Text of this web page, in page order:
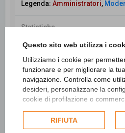
Questo sito web utilizza i
Utilizziamo i cookie per
funzionare e per migliorare la
navigazione. Controlla come
desideri, personalizzane la
cookie di profilazione o
dell'utente e, se consentito,
per personalizzare gli annunci
RIFIUTA
Legenda:Amministratori,
Statistiche
Totale messaggi98437• Totale